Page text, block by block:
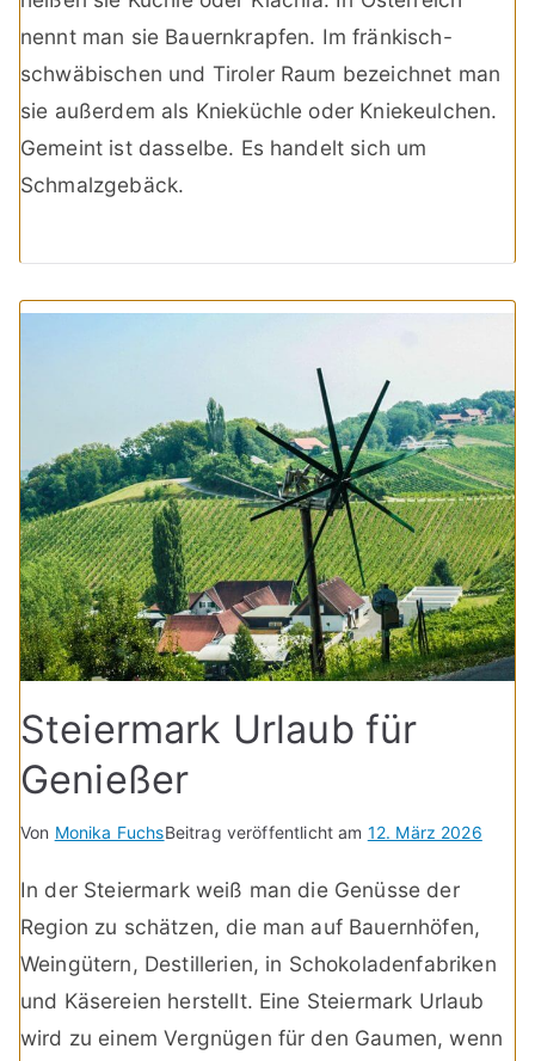
nennt man sie Bauernkrapfen. Im fränkisch-
schwäbischen und Tiroler Raum bezeichnet man
sie außerdem als Knieküchle oder Kniekeulchen.
Gemeint ist dasselbe. Es handelt sich um
Schmalzgebäck.
Steiermark Urlaub für
Genießer
Von Monika FuchsBeitrag veröffentlicht am 12. März 2026
In der Steiermark weiß man die Genüsse der
Region zu schätzen, die man auf Bauernhöfen,
Weingütern, Destillerien, in Schokoladenfabriken
und Käsereien herstellt. Eine Steiermark Urlaub
wird zu einem Vergnügen für den Gaumen, wenn